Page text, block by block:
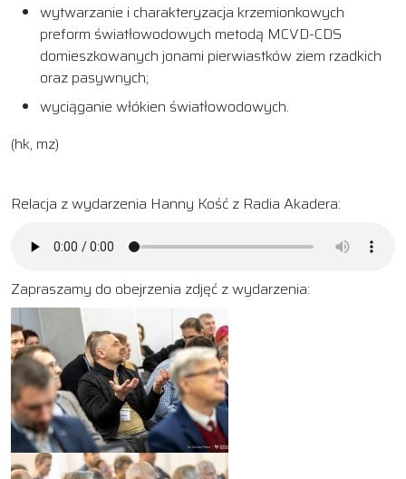
wytwarzanie i charakteryzacja krzemionkowych
preform światłowodowych metodą MCVD-CDS
domieszkowanych jonami pierwiastków ziem rzadkich
oraz pasywnych;
wyciąganie włókien światłowodowych.
(hk, mz)
Relacja z wydarzenia Hanny Kość z Radia Akadera:
Zapraszamy do obejrzenia zdjęć z wydarzenia: